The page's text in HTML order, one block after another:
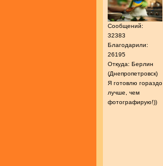
Сообщений:
32383
Благодарили:
26195
Откуда: Берлин
(Днепропетровск)
Я готовлю гораздо
лучше, чем
фотографирую!))